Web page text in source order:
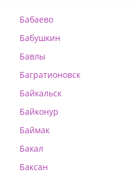
Бабаево
Бабушкин
Бавлы
Багратионовск
Байкальск
Байконур
Баймак
Бакал
Баксан